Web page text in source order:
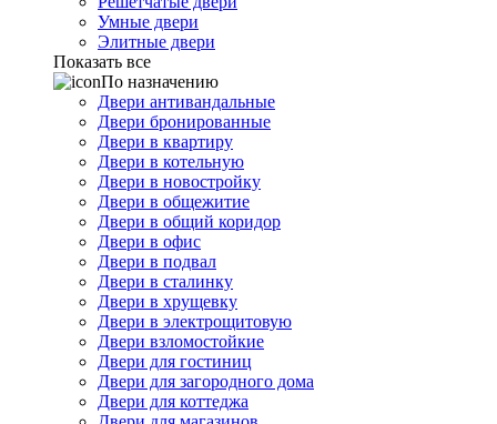
Умные двери
Элитные двери
Показать все
По назначению
Двери антивандальные
Двери бронированные
Двери в квартиру
Двери в котельную
Двери в новостройку
Двери в общежитие
Двери в общий коридор
Двери в офис
Двери в подвал
Двери в сталинку
Двери в хрущевку
Двери в электрощитовую
Двери взломостойкие
Двери для гостиниц
Двери для загородного дома
Двери для коттеджа